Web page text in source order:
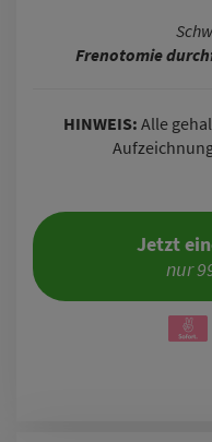
Frenotomie
HINWEIS: Alle
Jetzt
nur